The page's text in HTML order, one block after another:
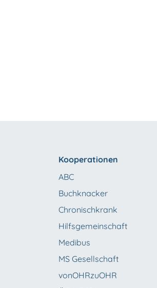
Kooperationen
ABC
Buchknacker
Chronischkrank
Hilfsgemeinschaft
Medibus
MS Gesellschaft
vonOHRzuOHR